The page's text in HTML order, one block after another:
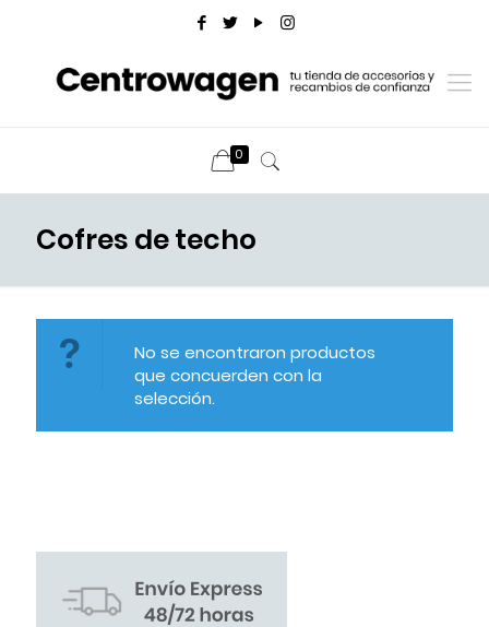
0
Cofres de techo
No se encontraron productos
que concuerden con la
selección.